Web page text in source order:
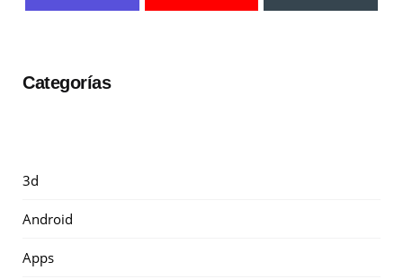
Categorías
3d
Android
Apps